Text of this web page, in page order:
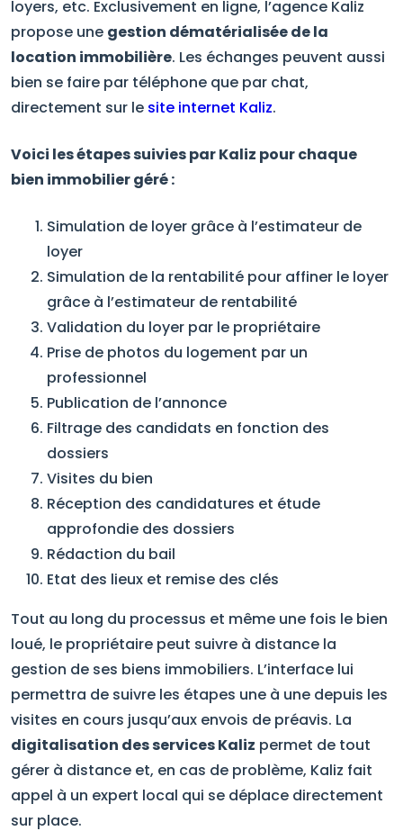
loyers, etc. Exclusivement en ligne, l’agence Kaliz
propose une gestion dématérialisée de la
location immobilière. Les échanges peuvent aussi
bien se faire par téléphone que par chat,
directement sur le site internet Kaliz.
Voici les étapes suivies par Kaliz pour chaque
bien immobilier géré :
Simulation de loyer grâce à l’estimateur de
loyer
Simulation de la rentabilité pour affiner le loyer
grâce à l’estimateur de rentabilité
Validation du loyer par le propriétaire
Prise de photos du logement par un
professionnel
Publication de l’annonce
Filtrage des candidats en fonction des
dossiers
Visites du bien
Réception des candidatures et étude
approfondie des dossiers
Rédaction du bail
Etat des lieux et remise des clés
Tout au long du processus et même une fois le bien
loué, le propriétaire peut suivre à distance la
gestion de ses biens immobiliers. L’interface lui
permettra de suivre les étapes une à une depuis les
visites en cours jusqu’aux envois de préavis. La
digitalisation des services Kaliz permet de tout
gérer à distance et, en cas de problème, Kaliz fait
appel à un expert local qui se déplace directement
sur place.